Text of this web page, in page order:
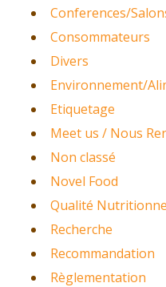
Conferences/
Consommateurs
Divers
Environnement/
Etiquetage
Meet us / Nous
Non classé
Novel Food
Qualité
Recherche
Recommandation
Règlementation